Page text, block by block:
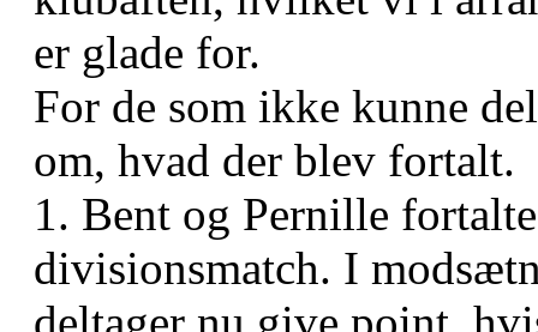
er glade for.
For de som ikke kunne
om, hvad der blev fortalt.
1. Bent og Pernille
divisionsmatch. I
deltager nu give point,